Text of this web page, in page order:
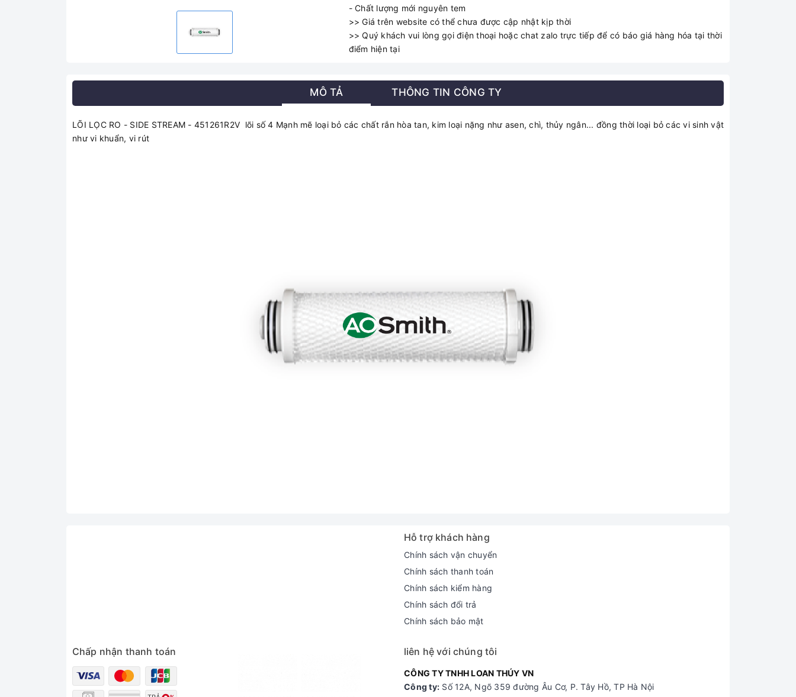
- Chất lượng mới nguyên tem
>> Giá trên website có thể chưa được cập nhật kịp thời
>> Quý khách vui lòng gọi điện thoại hoặc chat zalo trực tiếp để có báo giá hàng hóa tại thời
điểm hiện tại
MÔ TẢ THÔNG TIN CÔNG TY
LÕI LỌC RO - SIDE STREAM - 451261R2V lõi số 4 Mạnh mẽ loại bỏ các chất rắn hòa tan, kim loại nặng như asen, chì, thủy ngân... đồng thời loại bỏ các vi sinh vật
như vi khuẩn, vi rút
Hỗ trợ khách hàng
Chính sách vận chuyển
Chính sách thanh toán
Chính sách kiểm hàng
Chính sách đổi trả
Chính sách bảo mật
Chấp nhận thanh toán liên hệ với chúng tôi
CÔNG TY TNHH LOAN THÚY VN
Công ty: Số 12A, Ngõ 359 đường Âu Cơ, P. Tây Hồ, TP Hà Nội